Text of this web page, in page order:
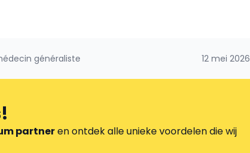
généraliste 12 mei 2026
!
partneren ontdek alle unieke voordelen die wij